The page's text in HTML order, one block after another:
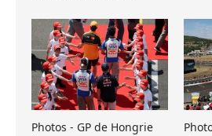
Photos - GP de Hongrie